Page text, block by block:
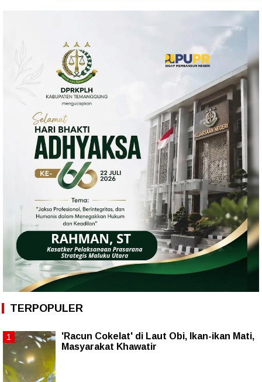
TERPOPULER
'Racun Cokelat' di Laut Obi, Ikan-ikan Mati,
Masyarakat Khawatir